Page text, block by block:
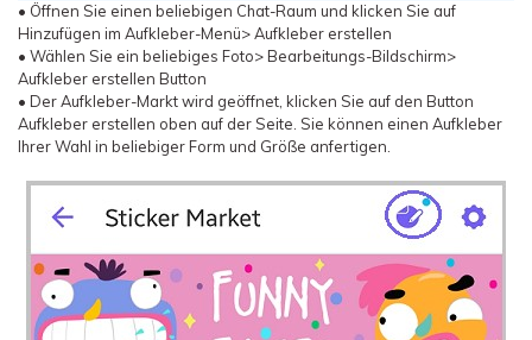
• Öffnen Sie einen beliebigen Chat-Raum und klicken Sie auf
Hinzufügen im Aufkleber-Menü> Aufkleber erstellen
• Wählen Sie ein beliebiges Foto> Bearbeitungs-Bildschirm>
Aufkleber erstellen Button
• Der Aufkleber-Markt wird geöffnet, klicken Sie auf den Button
Aufkleber erstellen oben auf der Seite. Sie können einen Aufkleber
Ihrer Wahl in beliebiger Form und Größe anfertigen.